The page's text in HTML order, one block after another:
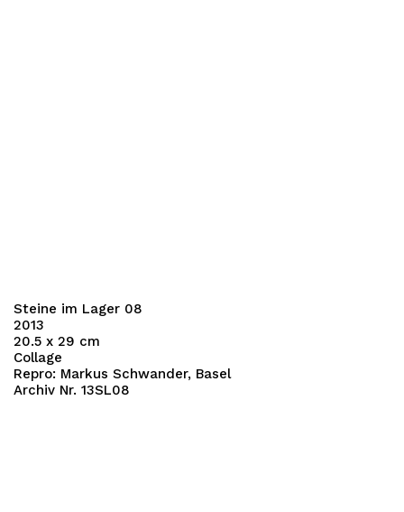
Steine im Lager 08
2013
20.5 x 29 cm
Collage
Repro: Markus Schwander, Basel
Archiv Nr. 13SL08